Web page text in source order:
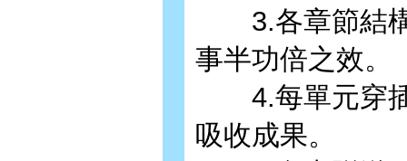
3.各章節結構
事半功倍之效。
4.每單元穿插
吸收成果。